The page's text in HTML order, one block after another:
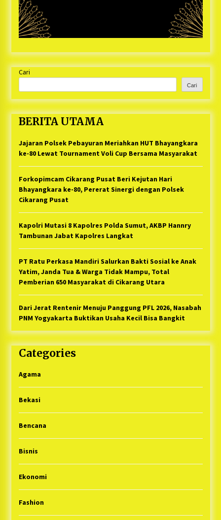
Cari
Cari
BERITA UTAMA
Jajaran Polsek Pebayuran Meriahkan HUT Bhayangkara
ke-80 Lewat Tournament Voli Cup Bersama Masyarakat
Forkopimcam Cikarang Pusat Beri Kejutan Hari
Bhayangkara ke-80, Pererat Sinergi dengan Polsek
Cikarang Pusat
Kapolri Mutasi 8 Kapolres Polda Sumut, AKBP Hannry
Tambunan Jabat Kapolres Langkat
PT Ratu Perkasa Mandiri Salurkan Bakti Sosial ke Anak
Yatim, Janda Tua & Warga Tidak Mampu, Total
Pemberian 650 Masyarakat di Cikarang Utara
Dari Jerat Rentenir Menuju Panggung PFL 2026, Nasabah
PNM Yogyakarta Buktikan Usaha Kecil Bisa Bangkit
Categories
Agama
Bekasi
Bencana
Bisnis
Ekonomi
Fashion